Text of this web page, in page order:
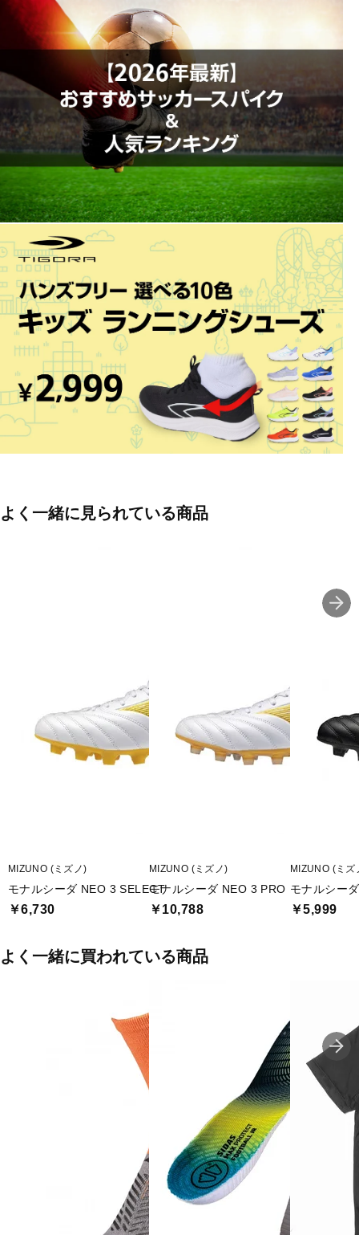
◇ゼログライドライトカップインソール(取り外し可)
◇天然芝/土/人工芝のグランド用
※アッパー本体の人工皮革基布に90%以上のリサイクル素材を使
用。
※アッパー本体裏地のテキスタイルに90%以上のリサイクル素材を
使用。
■カラー(メーカー表記):
ホワイト×ゴールド(ホワイト×ゴールド)
■甲材(アッパー):人工皮革
■底材(ソール):合成底、スタッド / 合成樹脂 (固定式)
■用途(コートサーフェス):土・人工芝兼用
■ワイズ:3E
■片足重量:約160g
■片足重量代表サイズ:22.0cm
■2026年モデル
よく一緒に見られている商品
MIZUNO (ミズノ)
モナルシーダ NEO 3 SELECT
￥6,730
MIZUNO (ミズノ)
モナルシーダ NEO 3 PRO
￥10,788
MIZUNO (ミズ
モナルシー
￥5,999
よく一緒に買われている商品